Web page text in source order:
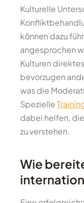
Kulturelle
können dazu
angesprochen
Kulturen
bevorzugen
was die
Spezielle
dabei helfen,
zu verstehen.
Wie